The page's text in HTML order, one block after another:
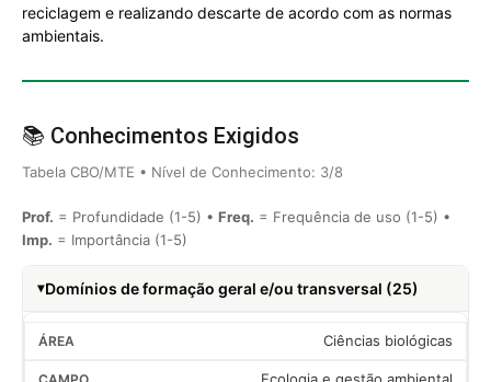
reciclagem e realizando descarte de acordo com as normas
ambientais.
📚 Conhecimentos Exigidos
Tabela CBO/MTE • Nível de Conhecimento: 3/8
Prof. = Profundidade (1-5) • Freq. = Frequência de uso (1-5) •
Imp. = Importância (1-5)
Domínios de formação geral e/ou transversal (25)
Ciências biológicas